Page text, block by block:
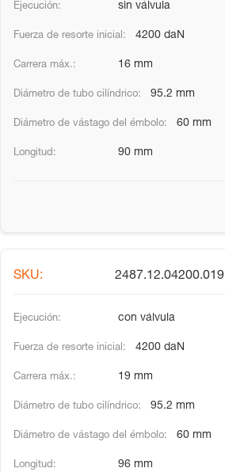
sin válvula
4200 daN
16 mm
95.2 mm
60 mm
90 mm
2487.12.04200.019
con válvula
4200 daN
19 mm
95.2 mm
60 mm
96 mm